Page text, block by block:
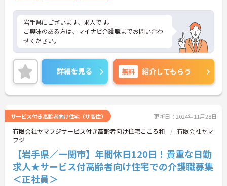
岩手県にございます、求人です。
ご興味のある方は、マイナビ介護職までお問い合わ
せください。
詳細を見る 無料 紹介してもらう
サービス付き高齢者向け住宅（サ高住） 更新日：2024年11月28日
有限会社ヤマフジサービス付き高齢者向け住宅こころ和
有限会社ヤマ
フジ
【岩手県／一関市】年間休日120日！貴重な日勤
求人★サービス付高齢者向け住宅での介護職募集
＜正社員＞